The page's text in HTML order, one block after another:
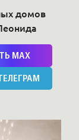
c
домов
MAX